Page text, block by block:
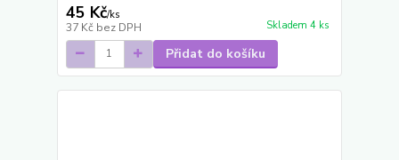
45 Kč/ks
37 Kč bez DPH Skladem 4 ks
Přidat do košíku